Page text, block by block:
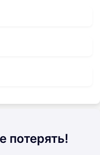
потерять!